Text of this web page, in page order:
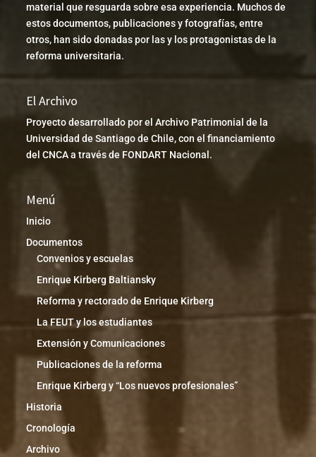
material que resguarda sobre esa experiencia. Muchos de
estos documentos, publicaciones y fotografías, entre
otros, han sido donadas por las y los protagonistas de la
reforma universitaria.
El Archivo
Proyecto desarrollado por el Archivo Patrimonial de la
Universidad de Santiago de Chile, con el financiamiento
del CNCA a través de FONDART Nacional.
Menú
Inicio
Documentos
Convenios y escuelas
Enrique Kirberg Baltiansky
Reforma y rectorado de Enrique Kirberg
La FEUT y los estudiantes
Extensión y Comunicaciones
Publicaciones de la reforma
Enrique Kirberg y “Los nuevos profesionales”
Historia
Cronología
Archivo